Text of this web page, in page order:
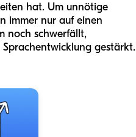
hat. Um unnötige
immer nur auf einen
noch schwerfällt,
gestärkt.